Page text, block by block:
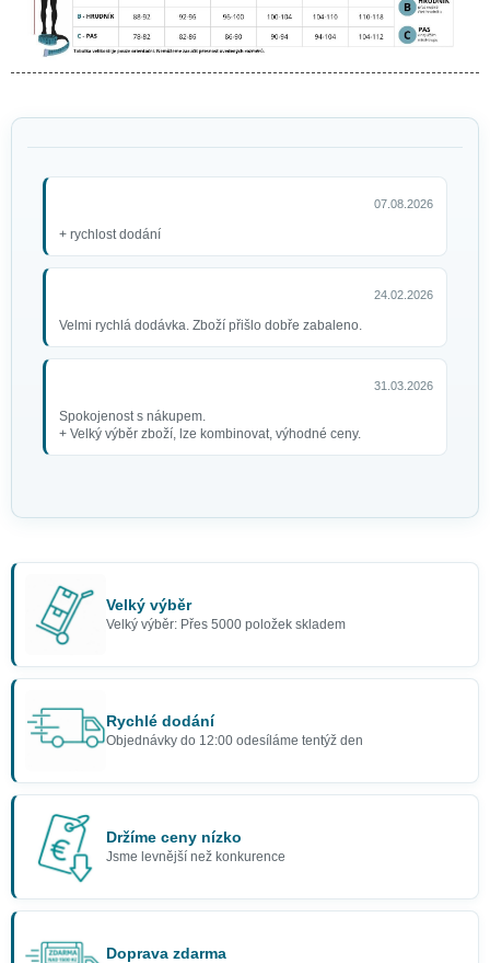
07.08.2026
+ rychlost dodání
24.02.2026
Velmi rychlá dodávka. Zboží přišlo dobře zabaleno.
31.03.2026
Spokojenost s nákupem.
+ Velký výběr zboží, lze kombinovat, výhodné ceny.
Velký výběr
Velký výběr: Přes 5000 položek skladem
Rychlé dodání
Objednávky do 12:00 odesíláme tentýž den
Držíme ceny nízko
Jsme levnější než konkurence
Doprava zdarma